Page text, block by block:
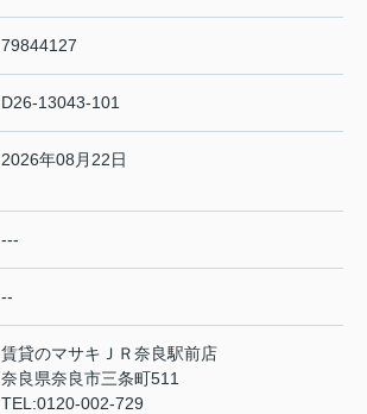
79844127
D26-13043-101
2026年08月22日
---
--
賃貸のマサキＪＲ奈良駅前店
奈良県奈良市三条町511
TEL:0120-002-729